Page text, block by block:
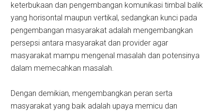
keterbukaan dan pengembangan komunikasi timbal balik
yang horisontal maupun vertikal, sedangkan kunci pada
pengembangan masyarakat adalah mengembangkan
persepsi antara masyarakat dan provider agar
masyarakat mampu mengenal masalah dan potensinya
dalam memecahkan masalah.
Dengan demikian, mengembangkan peran serta
masyarakat yang baik adalah upaya memicu dan